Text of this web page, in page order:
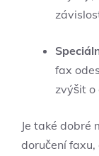
fax
zvýšit o
Je také dobré
doručení faxu,